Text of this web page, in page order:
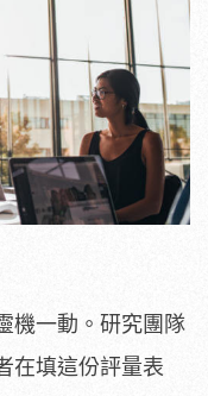
機一動。研究團隊
在填這份評量表